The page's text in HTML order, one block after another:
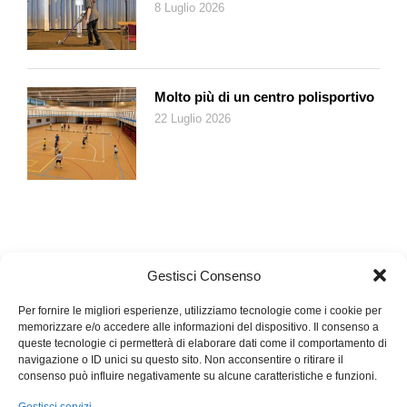
Gestisci Consenso
Per fornire le migliori esperienze, utilizziamo tecnologie come i cookie per
memorizzare e/o accedere alle informazioni del dispositivo. Il consenso a
queste tecnologie ci permetterà di elaborare dati come il comportamento di
navigazione o ID unici su questo sito. Non acconsentire o ritirare il
consenso può influire negativamente su alcune caratteristiche e funzioni.
referente. Nel corso dell’anno saranno fornite ulteriori
informazioni a proposito della scelta del suo successore alla
guida del GDI.
8 Luglio 2026
Molto più di un centro polisportivo
22 Luglio 2026